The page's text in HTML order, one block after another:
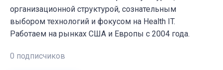
организационной структурой, сознательным
выбором технологий и фокусом на Health IT.
Работаем на рынках США и Европы с 2004 года.
0 подписчиков